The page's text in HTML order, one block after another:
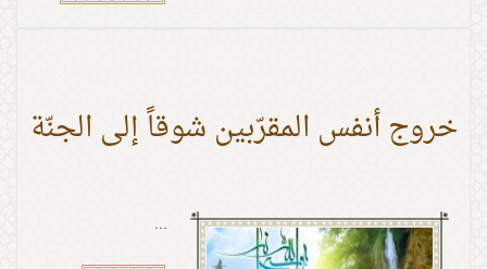
خروج أنفس المقرّبين شوقاً إلى الجنّة
...